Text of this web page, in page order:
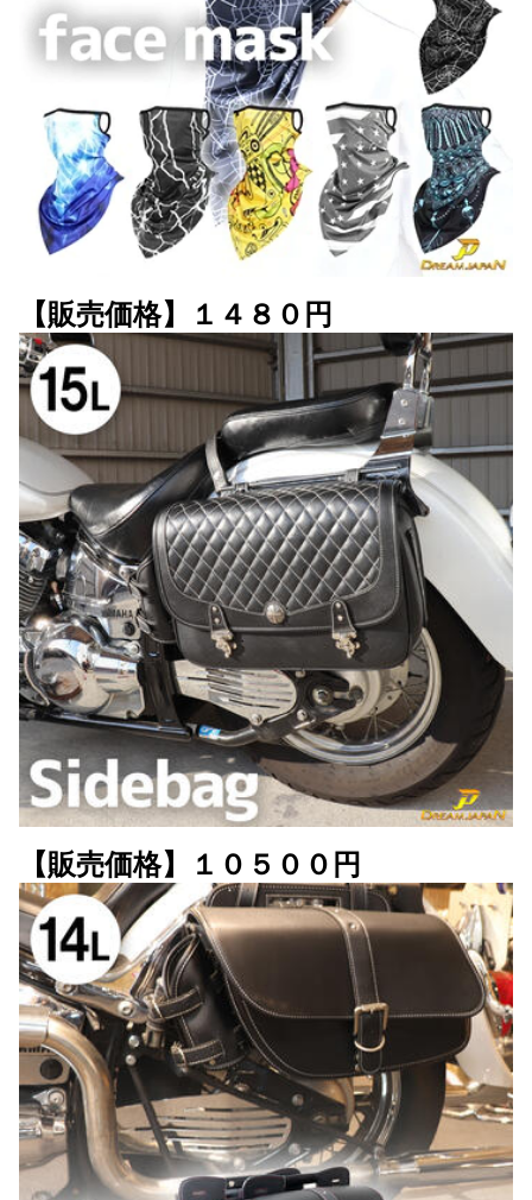
【販売価格】１４８０円
【販売価格】１０５００円